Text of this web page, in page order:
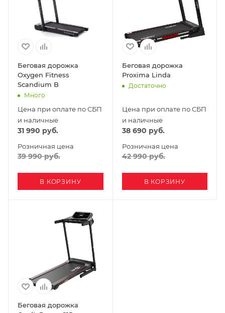
Беговая дорожка
Oxygen Fitness
Scandium B
Много
Цена при оплате по СБП
и наличные
31 990 руб.
Розничная цена
39 990руб.
В КОРЗИНУ
Беговая дорожка
Proxima Linda
Достаточно
Цена при оплате по СБП
и наличные
38 690 руб.
Розничная цена
42 990руб.
В КОРЗИНУ
Беговая дорожка